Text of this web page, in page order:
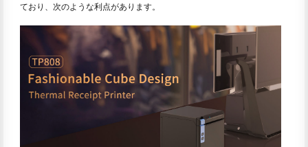
ており、次のような利点があります。